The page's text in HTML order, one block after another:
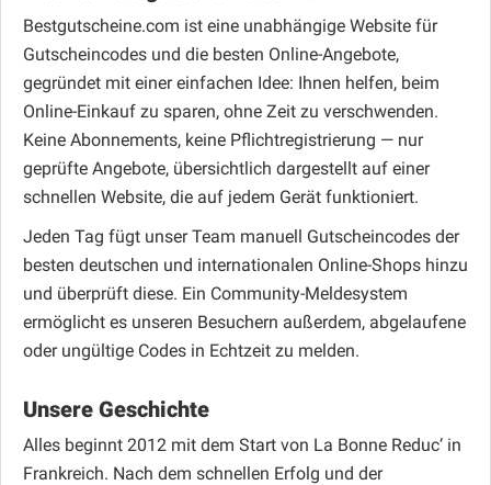
Bestgutscheine.com ist eine unabhängige Website für
Gutscheincodes und die besten Online-Angebote,
gegründet mit einer einfachen Idee: Ihnen helfen, beim
Online-Einkauf zu sparen, ohne Zeit zu verschwenden.
Keine Abonnements, keine Pflichtregistrierung — nur
geprüfte Angebote, übersichtlich dargestellt auf einer
schnellen Website, die auf jedem Gerät funktioniert.
Jeden Tag fügt unser Team manuell Gutscheincodes der
besten deutschen und internationalen Online-Shops hinzu
und überprüft diese. Ein Community-Meldesystem
ermöglicht es unseren Besuchern außerdem, abgelaufene
oder ungültige Codes in Echtzeit zu melden.
Unsere Geschichte
Alles beginnt 2012 mit dem Start von La Bonne Reduc‘ in
Frankreich. Nach dem schnellen Erfolg und der